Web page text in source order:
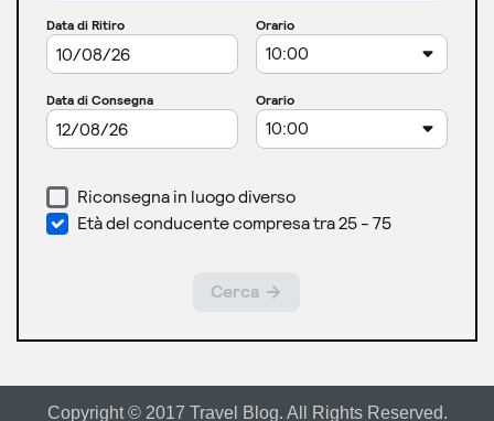
Copyright © 2017 Travel Blog. All Rights Reserved.